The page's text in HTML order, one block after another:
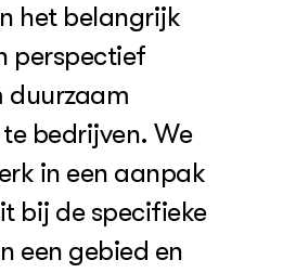
het belangrijk
perspectief
duurzaam
bedrijven. We
in een aanpak
bij de specifieke
een gebied en